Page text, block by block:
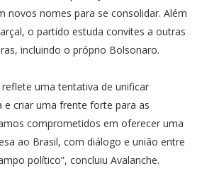
novos nomes para se consolidar. Além
o partido estuda convites a outras
incluindo o próprio Bolsonaro.
uma tentativa de unificar
e criar uma frente forte para as
comprometidos em oferecer uma
ao Brasil, com diálogo e união entre
político”, concluiu Avalanche.